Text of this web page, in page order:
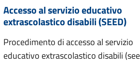
Accesso al servizio educativo
extrascolastico disabili (SEED)
Procedimento di accesso al servizio
educativo extrascolastico disabili